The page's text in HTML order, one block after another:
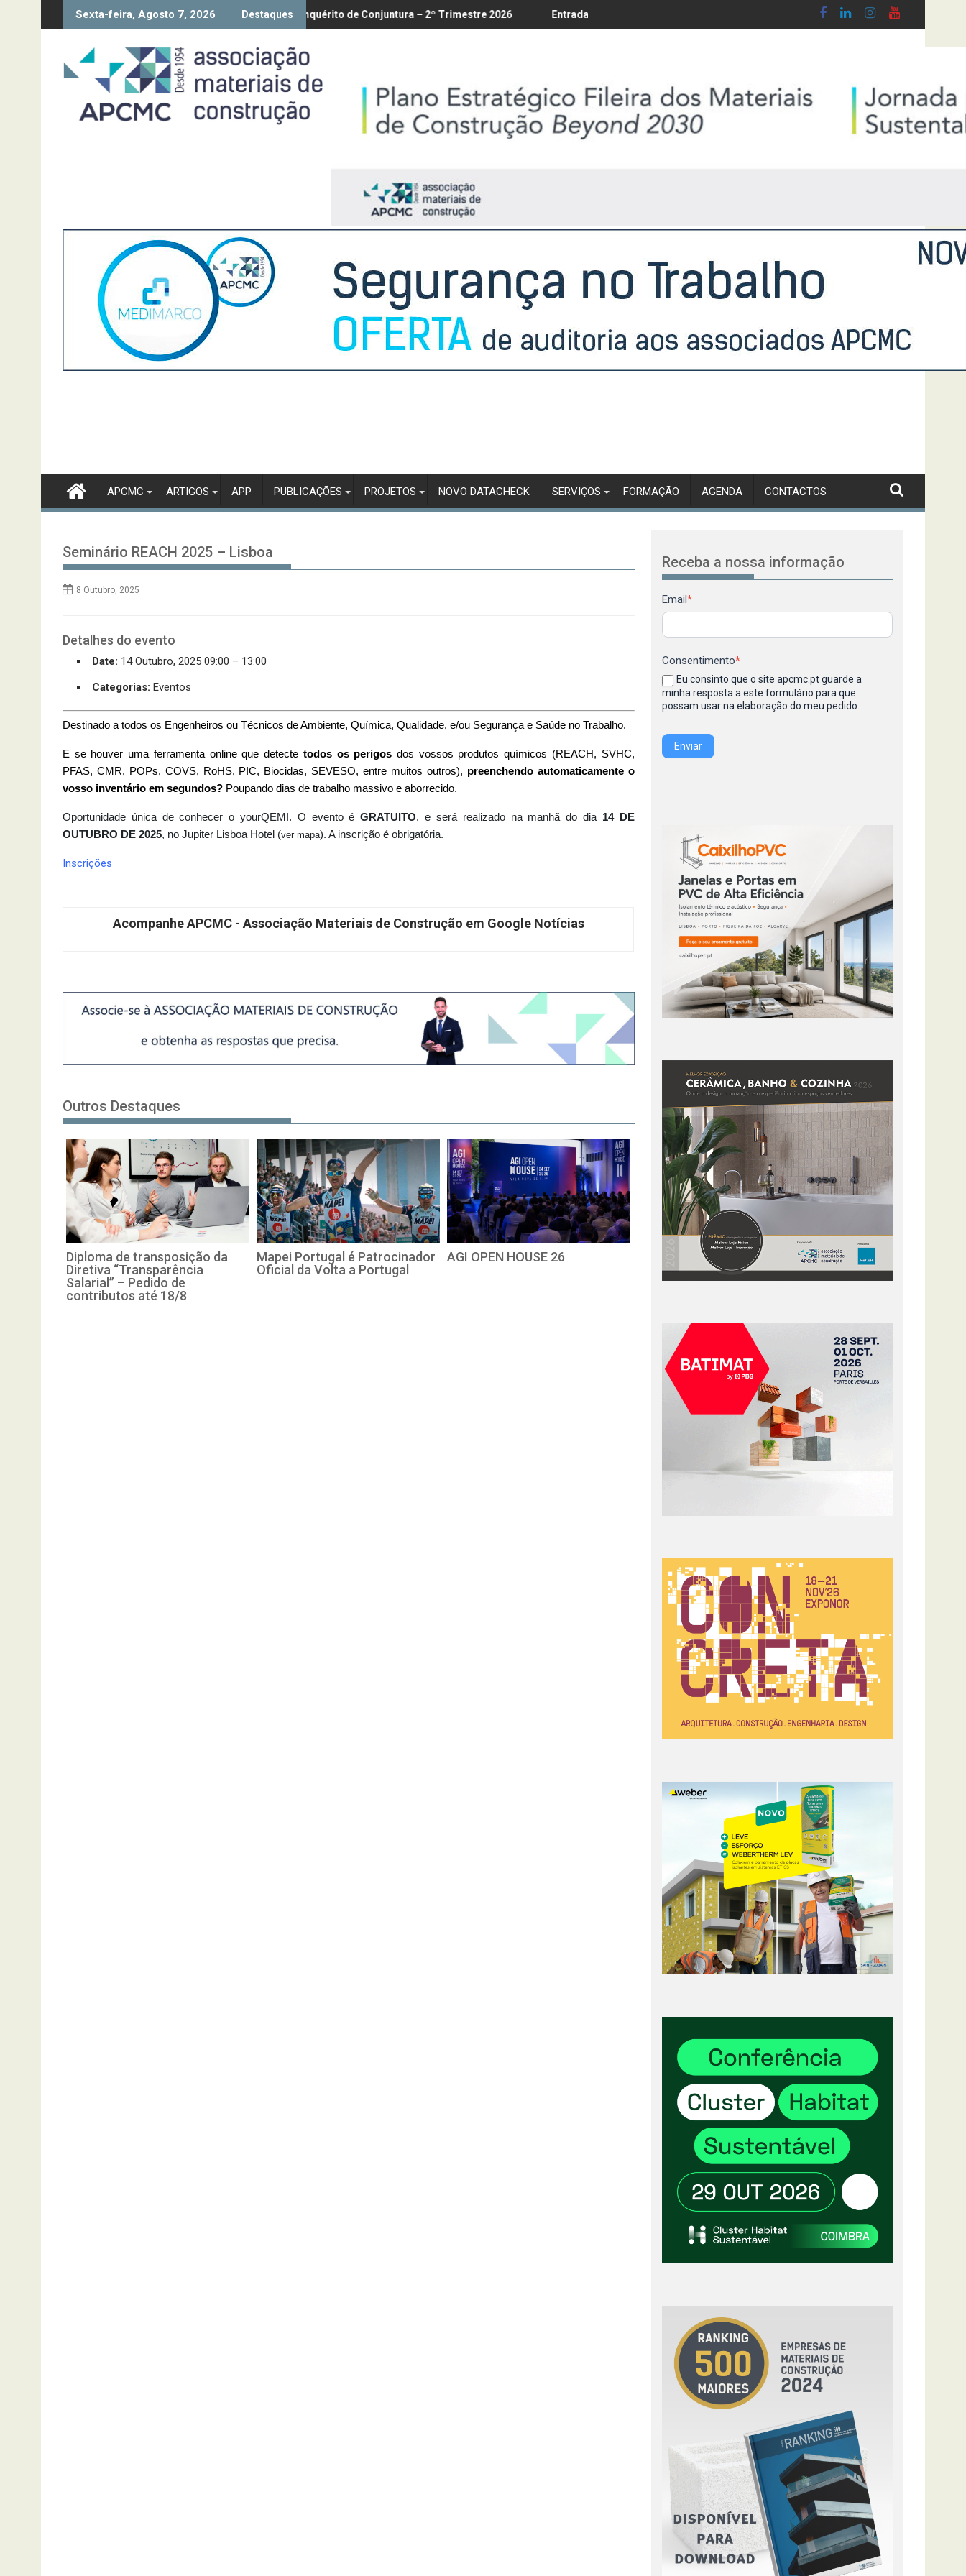
Sexta-feira, Agosto 7, 2026 Destaques
da Diretiva “Transparência Salarial” – Pedido de contributos até 18/8
Síntese Inquérito de Conjuntura – 2º Trimestre 2026 Entrada em vigor da regulamentação do Lobby - Lei n.º 5-A/2026, de 28 de Janeiro
Diploma de transposição da Diretiva
APCMC ARTIGOS APP PUBLICAÇÕES PROJETOS NOVO DATACHECK SERVIÇOS FORMAÇÃO AGENDA CONTACTOS
Seminário REACH 2025 – Lisboa
8 Outubro, 2025
Detalhes do evento
Date: 14 Outubro, 2025 09:00 – 13:00
Categorias: Eventos
Destinado a todos os Engenheiros ou Técnicos de Ambiente, Química, Qualidade, e/ou Segurança e Saúde no Trabalho.
E se houver uma ferramenta online que detecte todos os perigos dos vossos produtos químicos (REACH, SVHC,
PFAS, CMR, POPs, COVS, RoHS, PIC, Biocidas, SEVESO, entre muitos outros), preenchendo automaticamente o
vosso inventário em segundos? Poupando dias de trabalho massivo e aborrecido.
Oportunidade única de conhecer o yourQEMI. O evento éGRATUITO, e será realizado na manhã do dia 14 DE
OUTUBRO DE 2025, no Jupiter Lisboa Hotel (ver mapa). A inscrição é obrigatória.
Inscrições
Acompanhe APCMC - Associação Materiais de Construção em Google Notícias
Outros Destaques
Diploma de transposição da
Diretiva “Transparência
Salarial” – Pedido de
contributos até 18/8
Mapei Portugal é Patrocinador
Oficial da Volta a Portugal
AGI OPEN HOUSE 26
Receba a nossa informação
Newsletter
Email *
Consentimento*
Eu consinto que o site apcmc.pt guarde a
minha resposta a este formulário para que
possam usar na elaboração do meu pedido.
Enviar